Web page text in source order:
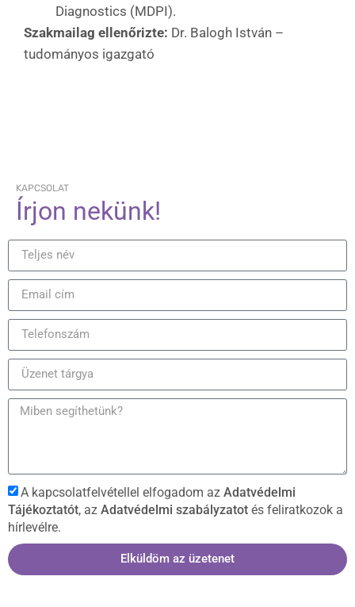
Diagnostics (MDPI).
Szakmailag ellenőrizte: Dr. Balogh István –
tudományos igazgató
KAPCSOLAT
Írjon nekünk!
A kapcsolatfelvétellel elfogadom az Adatvédelmi
Tájékoztatót, az Adatvédelmi szabályzatot és feliratkozok a
hírlevélre.
Elküldöm az üzetenet